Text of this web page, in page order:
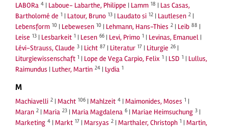
LABORa 4 | Laboue- Labarthe, Philippe | Lamm 18 | Las Casas,
Bartholomé de 1 | Latour, Bruno 13 | Laudato si 12 | Lautlesen 2 |
Lebensform 10 | Lebewesen 10 | Lehmann, Hans-Thies 2 | Leib 88 |
Leise 13 | Lesbarkeit 1 | Lesen 66 | Levi, Primo 1 | Levinas, Emanuel |
Lévi-Strauss, Claude 3 | Licht 87 | Literatur 17 | Liturgie 26 |
Liturgiewissenschaft 1 | Lope de Vega Carpio, Felix 1 | LSD 1 | Lullus,
Raimundus | Luther, Martin 24 | Lydia 1
M
Machiavelli 2 | Macht 106 | Mahlzeit 4 | Maimonides, Moses 1 |
Maran 2 | Maria 23 | Maria Magdalena 6 | Mariae Heimsuchung 3 |
Marketing 4 | Markt 17 | Marsyas 2 | Marthaler, Christoph 1 | Martin,